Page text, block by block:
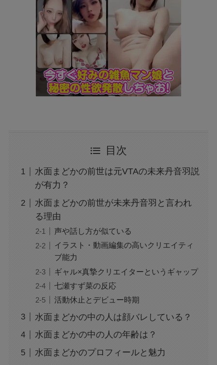
目次
水面まどかの前世は元VTAの未来丹音羽説
が有力？
水面まどかの前世が未来丹音羽と言われ
る理由
声や話し方が似ている
イラスト・動画編集の高いクリエイティ
ブ能力
ギャル×真摯クリエイターというギャップ
七瀬すず菜の反応
活動休止とデビュー時期
水面まどかの中の人は顔バレしている？
水面まどかの中の人の年齢は？
水面まどかのプロフィールと魅力